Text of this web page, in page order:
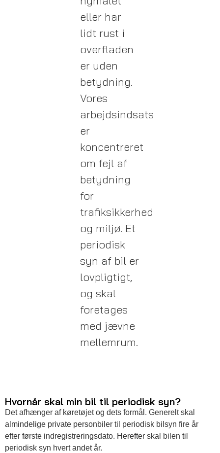
eller har
lidt rust i
overfladen
er uden
betydning.
Vores
arbejdsindsats
er
koncentreret
om fejl af
betydning
for
trafiksikkerhed
og miljø. Et
periodisk
syn af bil er
lovpligtigt,
og skal
foretages
med jævne
mellemrum.
Hvornår skal min bil til periodisk syn?
Det afhænger af køretøjet og dets formål. Generelt skal
almindelige private personbiler til periodisk bilsyn fire år
efter første indregistreringsdato. Herefter skal bilen til
periodisk syn hvert andet år.